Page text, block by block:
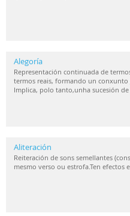
Alegoría
Representación continuada de
termos reais, formando un
Implica, polo tanto,unha sucesión
Aliteración
Reiteración de sons semellantes
mesmo verso ou estrofa.Ten efectos